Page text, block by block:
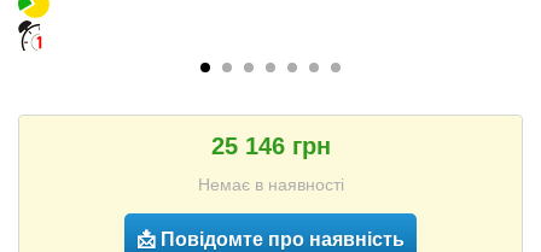
25 146 грн
Немає в наявності
📩 Повідомте про наявність